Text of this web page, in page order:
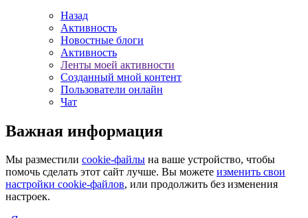
Назад
Активность
Новостные блоги
Активность
Ленты моей активности
Созданный мной контент
Пользователи онлайн
Чат
Важная информация
Мы разместили cookie-файлы на ваше устройство, чтобы
помочь сделать этот сайт лучше. Вы можете изменить свои
настройки cookie-файлов, или продолжить без изменения
настроек.